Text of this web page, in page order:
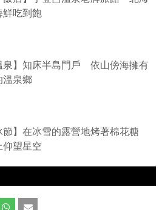
鮮吃到飽
泉】知床半島門戶 依山傍海擁有
溫泉鄉
節】在冰雪的露營地烤著棉花糖
望星空